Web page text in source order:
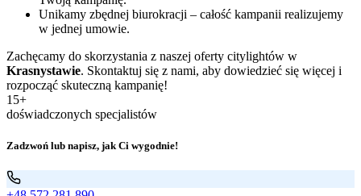
Unikamy zbędnej biurokracji – całość kampanii realizujemy
w jednej umowie.
Zachęcamy do skorzystania z naszej oferty citylightów w
Krasnystawie. Skontaktuj się z nami, aby dowiedzieć się więcej i
rozpocząć skuteczną kampanię!
15+
doświadczonych specjalistów
Zadzwoń lub napisz, jak Ci wygodnie!